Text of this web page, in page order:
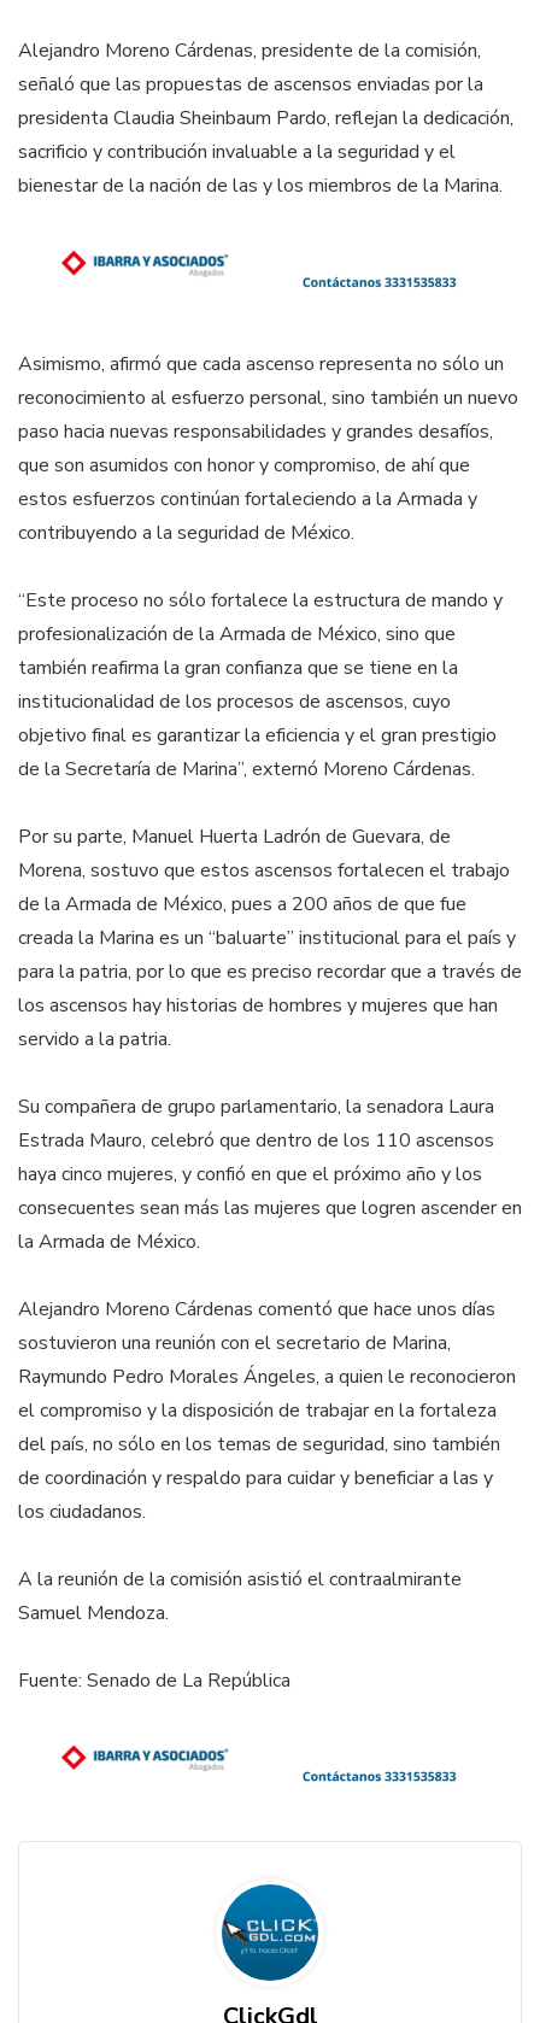
Alejandro Moreno Cárdenas, presidente de la comisión,
señaló que las propuestas de ascensos enviadas por la
presidenta Claudia Sheinbaum Pardo, reflejan la dedicación,
sacrificio y contribución invaluable a la seguridad y el
bienestar de la nación de las y los miembros de la Marina.
Asimismo, afirmó que cada ascenso representa no sólo un
reconocimiento al esfuerzo personal, sino también un nuevo
paso hacia nuevas responsabilidades y grandes desafíos,
que son asumidos con honor y compromiso, de ahí que
estos esfuerzos continúan fortaleciendo a la Armada y
contribuyendo a la seguridad de México.
“Este proceso no sólo fortalece la estructura de mando y
profesionalización de la Armada de México, sino que
también reafirma la gran confianza que se tiene en la
institucionalidad de los procesos de ascensos, cuyo
objetivo final es garantizar la eficiencia y el gran prestigio
de la Secretaría de Marina”, externó Moreno Cárdenas.
Por su parte, Manuel Huerta Ladrón de Guevara, de
Morena, sostuvo que estos ascensos fortalecen el trabajo
de la Armada de México, pues a 200 años de que fue
creada la Marina es un “baluarte” institucional para el país y
para la patria, por lo que es preciso recordar que a través de
los ascensos hay historias de hombres y mujeres que han
servido a la patria.
Su compañera de grupo parlamentario, la senadora Laura
Estrada Mauro, celebró que dentro de los 110 ascensos
haya cinco mujeres, y confió en que el próximo año y los
consecuentes sean más las mujeres que logren ascender en
la Armada de México.
Alejandro Moreno Cárdenas comentó que hace unos días
sostuvieron una reunión con el secretario de Marina,
Raymundo Pedro Morales Ángeles, a quien le reconocieron
el compromiso y la disposición de trabajar en la fortaleza
del país, no sólo en los temas de seguridad, sino también
de coordinación y respaldo para cuidar y beneficiar a las y
los ciudadanos.
A la reunión de la comisión asistió el contraalmirante
Samuel Mendoza.
Fuente: Senado de La República